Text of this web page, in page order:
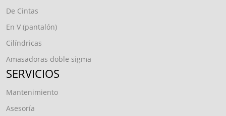
De Cintas
En V (pantalón)
Cilíndricas
Amasadoras doble sigma
SERVICIOS
Mantenimiento
Asesoría